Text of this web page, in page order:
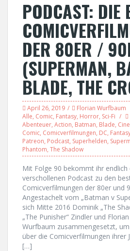
PODCAST: DIE
DER 80ER /
(SUPERMAN,
BLADE, THE
April 26, 2019 Florian Wurfbaum
Alle, Comic, Fantasy, Horror, Sci-Fi
Abenteuer, Action, Batman, Blade,
Comic, Comicverfilmungen, DC,
Patreon, Podcast, Superhelden,
Phantom, The Shadow
Mit Folge 90 bekommt ihr endlich
verschollenen Podcast zu den
Comicverfilmungen der 80er und
Angestachelt vom „Batman v
sich Mitte 2016 Dominik „The
„The Punisher“ Zindler und
Wurfbaum zusammengesetzt,
über die Comicverfilmungen ihrer
[…]